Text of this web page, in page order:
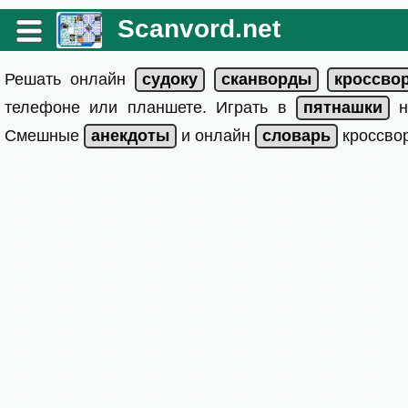
Scanvord.net
Решать онлайн
телефоне или планшете. Играть в
Смешные
и онлайн